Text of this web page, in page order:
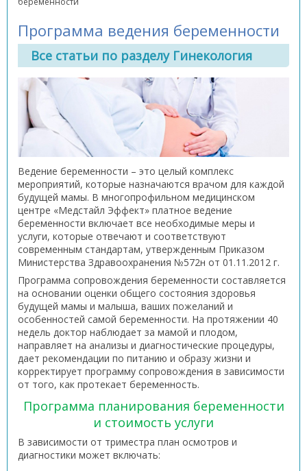
Программа ведения беременности
Все статьи по разделу Гинекология
Ведение беременности – это целый комплекс
мероприятий, которые назначаются врачом для каждой
будущей мамы. В многопрофильном медицинском
центре «Медстайл Эффект» платное ведение
беременности включает все необходимые меры и
услуги, которые отвечают и соответствуют
современным стандартам, утвержденным Приказом
Министерства Здравоохранения №572н от 01.11.2012 г.
Программа сопровождения беременности составляется
на основании оценки общего состояния здоровья
будущей мамы и малыша, ваших пожеланий и
особенностей самой беременности. На протяжении 40
недель доктор наблюдает за мамой и плодом,
направляет на анализы и диагностические процедуры,
дает рекомендации по питанию и образу жизни и
корректирует программу сопровождения в зависимости
от того, как протекает беременность.
Программа планирования беременности
и стоимость услуги
В зависимости от триместра план осмотров и
диагностики может включать: